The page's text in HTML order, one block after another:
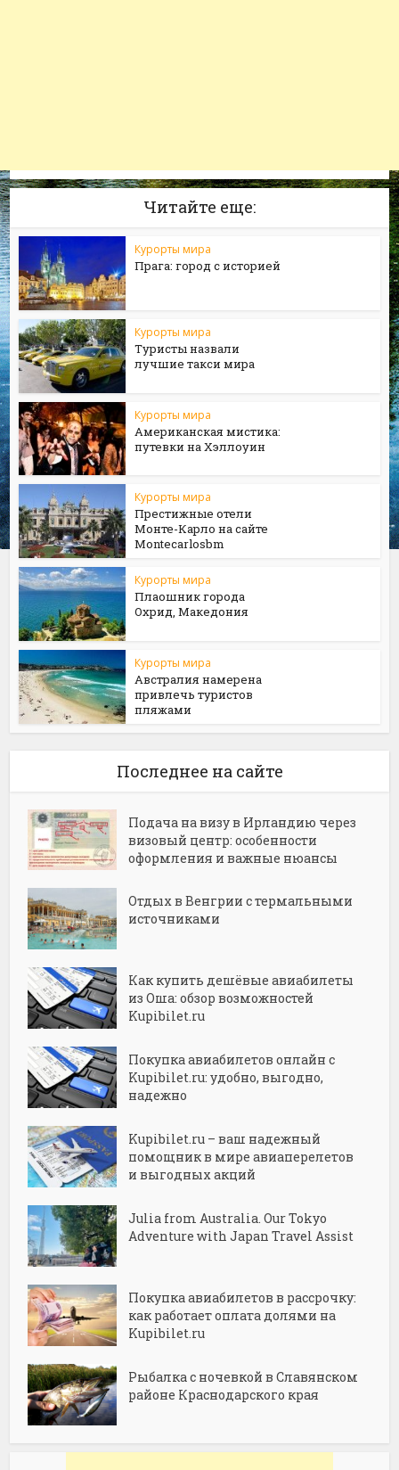
Читайте еще:
Курорты мира
Прага: город с историей
Курорты мира
Туристы назвали
лучшие такси мира
Курорты мира
Американская мистика:
путевки на Хэллоуин
Курорты мира
Престижные отели
Монте-Карло на сайте
Мontecarlosbm
Курорты мира
Плаошник города
Охрид, Македония
Курорты мира
Австралия намерена
привлечь туристов
пляжами
Последнее на сайте
Подача на визу в Ирландию через
визовый центр: особенности
оформления и важные нюансы
Отдых в Венгрии с термальными
источниками
Как купить дешёвые авиабилеты
из Оша: обзор возможностей
Kupibilet.ru
Покупка авиабилетов онлайн с
Kupibilet.ru: удобно, выгодно,
надежно
Kupibilet.ru – ваш надежный
помощник в мире авиаперелетов
и выгодных акций
Julia from Australia. Our Tokyo
Adventure with Japan Travel Assist
Покупка авиабилетов в рассрочку:
как работает оплата долями на
Kupibilet.ru
Рыбалка с ночевкой в Славянском
районе Краснодарского края